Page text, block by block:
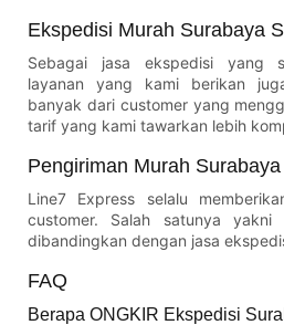
Ekspedisi Murah Surabaya
Sebagai jasa ekspedisi yang
layanan yang kami berikan
banyak dari customer yang
tarif yang kami tawarkan lebih
Pengiriman Murah
Line7 Express selalu
customer. Salah satunya
dibandingkan dengan jasa
FAQ
Berapa ONGKIR Ekspedisi